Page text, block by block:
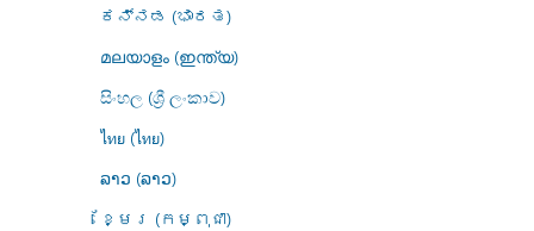
ಕನ್ನಡ (ಭಾರತ)
മലയാളം (ഇന്ത്യ)
සිංහල (ශ්‍රී ලංකාව)
ไทย (ไทย)
ລາວ (ລາວ)
ខ្មែរ (កម្ពុជា)